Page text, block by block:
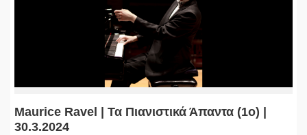
Maurice Ravel | Τα Πιανιστικά Άπαντα (1o) |
30.3.2024